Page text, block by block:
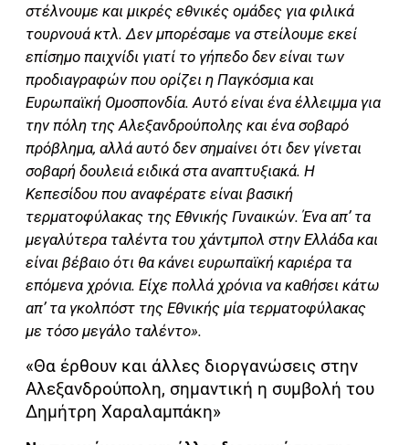
στέλνουμε και μικρές εθνικές ομάδες για φιλικά
τουρνουά κτλ. Δεν μπορέσαμε να στείλουμε εκεί
επίσημο παιχνίδι γιατί το γήπεδο δεν είναι των
προδιαγραφών που ορίζει η Παγκόσμια και
Ευρωπαϊκή Ομοσπονδία. Αυτό είναι ένα έλλειμμα για
την πόλη της Αλεξανδρούπολης και ένα σοβαρό
πρόβλημα, αλλά αυτό δεν σημαίνει ότι δεν γίνεται
σοβαρή δουλειά ειδικά στα αναπτυξιακά. Η
Κεπεσίδου που αναφέρατε είναι βασική
τερματοφύλακας της Εθνικής Γυναικών. Ένα απ’ τα
μεγαλύτερα ταλέντα του χάντμπολ στην Ελλάδα και
είναι βέβαιο ότι θα κάνει ευρωπαϊκή καριέρα τα
επόμενα χρόνια. Είχε πολλά χρόνια να καθήσει κάτω
απ’ τα γκολπόστ της Εθνικής μία τερματοφύλακας
με τόσο μεγάλο ταλέντο».
«Θα έρθουν και άλλες διοργανώσεις στην
Αλεξανδρούπολη, σημαντική η συμβολή του
Δημήτρη Χαραλαμπάκη»